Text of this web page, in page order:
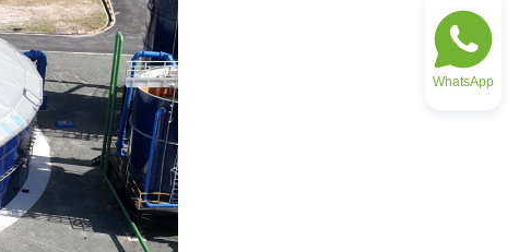
WhatsApp